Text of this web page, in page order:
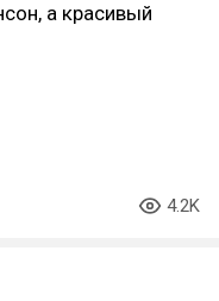
а красивый
4.2K